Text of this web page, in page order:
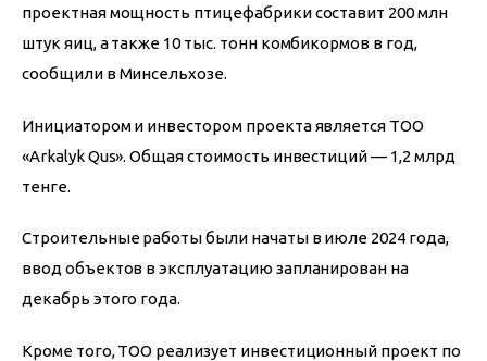
проектная мощность птицефабрики составит 200 млн
штук яиц, а также 10 тыс. тонн комбикормов в год,
сообщили в Минсельхозе.
Инициатором и инвестором проекта является ТОО
«Arkalyk Qus». Общая стоимость инвестиций — 1,2 млрд
тенге.
Строительные работы были начаты в июле 2024 года,
ввод объектов в эксплуатацию запланирован на
декабрь этого года.
Кроме того, ТОО реализует инвестиционный проект по